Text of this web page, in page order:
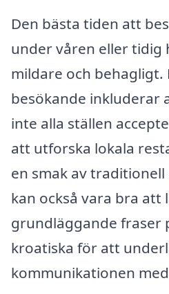
Den bästa tiden att
under våren eller tidig
mildare och
besökande inkluderar
inte alla ställen
att utforska lokala
en smak av
kan också vara bra att
grundläggande fraser
kroatiska för att
kommunikationen